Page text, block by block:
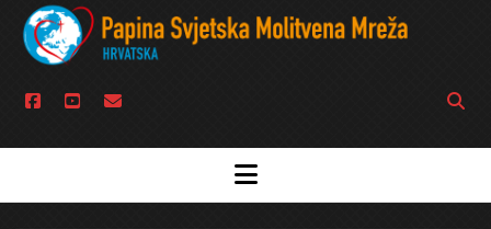
facebook
youtubeemail
Open
bar
open
menu